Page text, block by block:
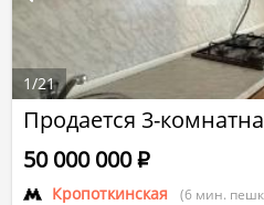
Продается 3-
Кропоткинская (6 мин.
50 000 000Р
1/21